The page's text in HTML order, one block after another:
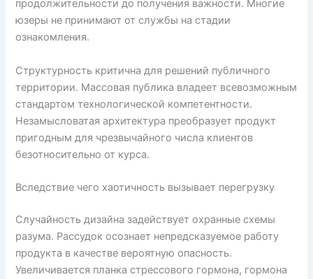
продолжительности до получения важности. Многие
юзеры не принимают от службы на стадии
ознакомления.
Структурность критична для решений публичного
территории. Массовая публика владеет всевозможным
стандартом технологической компетентности.
Незамысловатая архитектура преобразует продукт
пригодным для чрезвычайного числа клиентов
безотносительно от курса.
Вследствие чего хаотичность вызывает перегрузку
Случайность дизайна задействует охранные схемы
разума. Рассудок осознает непредсказуемое работу
продукта в качестве вероятную опасность.
Увеличивается планка стрессового гормона, гормона